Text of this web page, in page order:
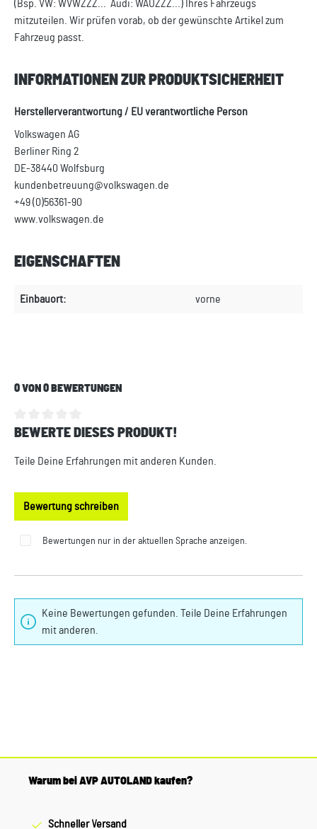
(Bsp. VW: WVWZZZ... Audi: WAUZZZ...) Ihres Fahrzeugs
mitzuteilen. Wir prüfen vorab, ob der gewünschte Artikel zum
Fahrzeug passt.
INFORMATIONEN ZUR PRODUKTSICHERHEIT
Herstellerverantwortung / EU verantwortliche Person
Volkswagen AG
Berliner Ring 2
DE-38440 Wolfsburg
kundenbetreuung@volkswagen.de
+49 (0)56361-90
www.volkswagen.de
EIGENSCHAFTEN
Einbauort: vorne
0 VON 0 BEWERTUNGEN
Durchschnittliche Bewertung von 0 von 5 Sternen
BEWERTE DIESES PRODUKT!
Teile Deine Erfahrungen mit anderen Kunden.
Bewertung schreiben
Bewertungen nur in der aktuellen Sprache anzeigen.
Keine Bewertungen gefunden. Teile Deine Erfahrungen
mit anderen.
Warum bei AVP AUTOLAND kaufen?
Schneller Versand